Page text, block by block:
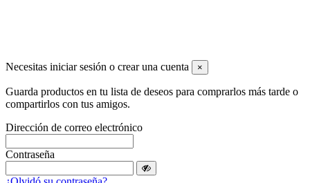
Necesitas iniciar sesión o crear una cuenta ×
Guarda productos en tu lista de deseos para comprarlos más tarde o
compartirlos con tus amigos.
Dirección de correo electrónico
Contraseña